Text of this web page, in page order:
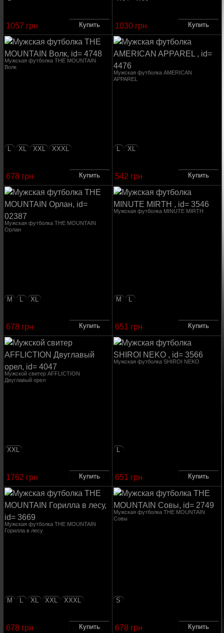
1030 грн
1057 грн
Мужская футболка AMERICAN
APPAREL
L XL
542 грн
Мужская футболка THE MOUNTAIN
Волк
L XL XXL XXXL
678 грн
Мужская футболка MINUTE MIRTH
M L
651 грн
Мужская футболка THE MOUNTAIN
Орлан
M L XL
678 грн
Мужская футболка SHIROI NEKO
L
651 грн
Мужской свитер AFFLICTION
Двуглавый орел
XXL
1762 грн
Мужская футболка THE MOUNTAIN
Совы
S
678 грн
Мужская футболка THE MOUNTAIN
Горилла в лесу
M L XL XXL XXXL
678 грн